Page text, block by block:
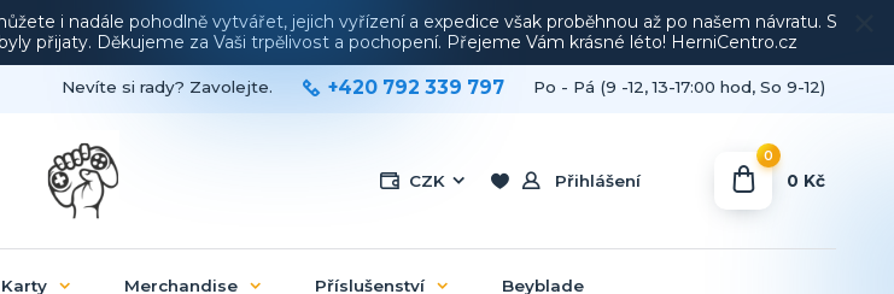
i nadále pohodlně vytvářet, jejich vyřízení a expedice však proběhnou až po našem návratu. S
přijaty. Děkujeme za Vaši trpělivost a pochopení. Přejeme Vám krásné léto! HerniCentro.cz
CZK Přihlášení
Nevíte si rady? Zavolejte. +420 792 339 797 Po - Pá (9 -12, 13-17:00 hod, So 9-12)
0
0 Kč
Merchandise Příslušenství Beyblade